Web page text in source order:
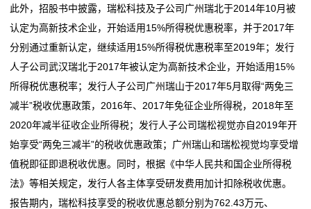
此外，招股书中披露，瑞松科技及子公司广州瑞北于2014年10月被
认定为高新技术企业，开始适用15%所得税优惠税率，并于2017年
分别通过重新认定，继续适用15%所得税优惠税率至2019年；发行
人子公司武汉瑞北于2017年被认定为高新技术企业，开始适用15%
所得税优惠税率；发行人子公司广州瑞山于2017年5月取得“两免三
减半”税收优惠政策，2016年、2017年免征企业所得税，2018年至
2020年减半征收企业所得税；发行人子公司瑞松视觉亦自2019年开
始享受“两免三减半”的税收优惠政策；广州瑞山和瑞松视觉均享受增
值税即征即退税收优惠。同时，根据《中华人民共和国企业所得税
法》等相关规定，发行人各主体享受研发费用加计扣除税收优惠。
报告期内，瑞松科技享受的税收优惠总额分别为762.43万元、